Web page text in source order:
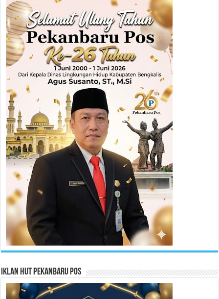
Iklan HUT Pekanbaru Pos